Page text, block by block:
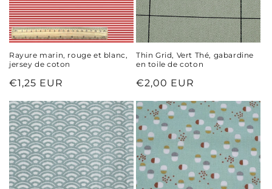
Rayure marin, rouge et blanc,
jersey de coton
Prix
€1,25 EUR
Thin Grid, Vert Thé, gabardine
en toile de coton
Prix
€2,00 EUR